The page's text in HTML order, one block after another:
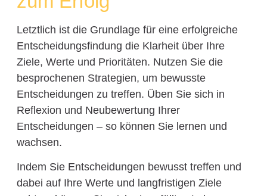
Letztlich ist die Grundlage für eine erfolgreiche
Entscheidungsfindung die Klarheit über Ihre
Ziele, Werte und Prioritäten. Nutzen Sie die
besprochenen Strategien, um bewusste
Entscheidungen zu treffen. Üben Sie sich in
Reflexion und Neubewertung Ihrer
Entscheidungen – so können Sie lernen und
wachsen.
Indem Sie Entscheidungen bewusst treffen und
dabei auf Ihre Werte und langfristigen Ziele